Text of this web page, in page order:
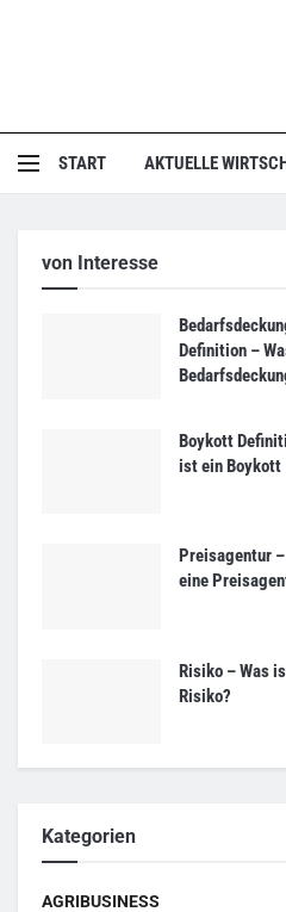
START AKTUELLE
von Interesse
Definition –
Boykott
ist ein Boykott
Preisagentur
eine
Risiko – Was
Risiko?
Kategorien
AGRIBUSINESS